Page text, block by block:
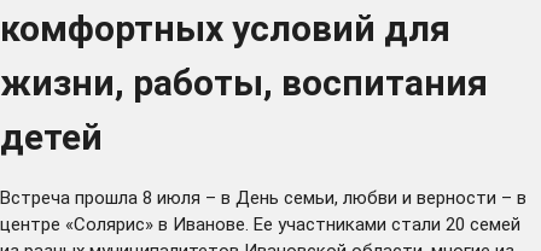
комфортных условий для
жизни, работы, воспитания
детей
Встреча прошла 8 июля – в День семьи, любви и верности – в
центре «Солярис» в Иванове. Ее участниками стали 20 семей